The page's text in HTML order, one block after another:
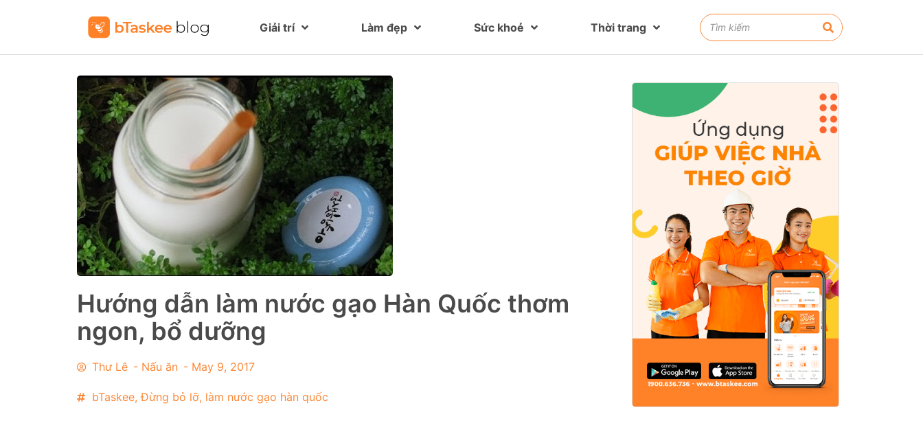
Giải trí Làm đẹp Sức khoẻ Thời trang
Hướng dẫn làm nước gạo Hàn Quốc thơm
ngon, bổ dưỡng
Thư Lê - Nấu ăn - May 9, 2017
bTaskee,Đừng bỏ lỡ, làm nước gạo hàn quốc